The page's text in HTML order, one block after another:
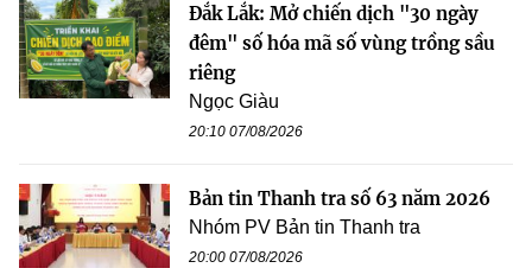
Đắk Lắk: Mở chiến dịch "30 ngày
đêm" số hóa mã số vùng trồng sầu
riêng
Ngọc Giàu
20:10 07/08/2026
Bản tin Thanh tra số 63 năm 2026
Nhóm PV Bản tin Thanh tra
20:00 07/08/2026